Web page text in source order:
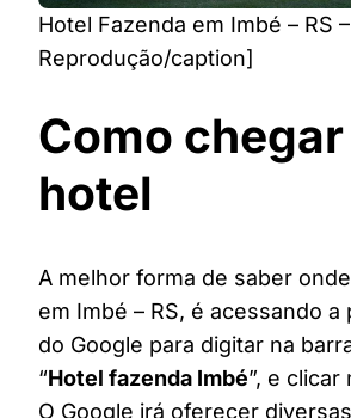
Hotel Fazenda em Imbé – RS –
Reprodução/caption]
Como
hotel
A melhor forma de saber
em Imbé – RS, é acessando a
do Google para digitar na
“Hotel fazenda Imbé”, e clicar
O Google irá oferecer